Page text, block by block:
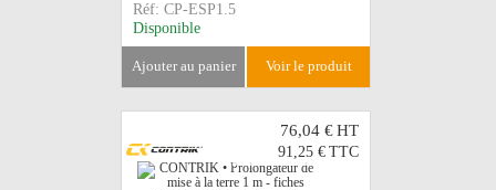
Réf: CP-ESP1.5
Disponible
ajouter au panier voir le produit
76,04 €HT
91,25 € TTC